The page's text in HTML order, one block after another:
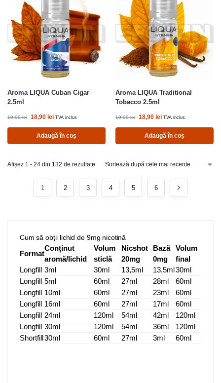
Aroma LIQUA Cuban Cigar
2.5ml
19,00lei 18,90 lei TVA inclus
Adaugă în coș
Aroma LIQUA Traditional
Tobacco 2.5ml
19,00lei 18,90 lei TVA inclus
Adaugă în coș
Afișez 1 - 24 din 132 de rezultate
1 2 3 4 5 6
Cum să obții lichid de 9mg nicotină
Format
Conținut
aromă/lichid
Volum
sticlă
Nicshot
20mg
Bază
0mg
Volum
final
Longfill 3ml 30ml 13,5ml 13,5ml30ml
Longfill 5ml 60ml 27ml 28ml
60ml
Longfill 10ml 60ml 27ml 23ml
60ml
Longfill 16ml 60ml 27ml 17ml
60ml
Longfill 24ml 120ml 54ml 42ml
120ml
Longfill 30ml 120ml 54ml 36ml
120ml
Shortfill30ml 60ml 27ml 3ml 60ml